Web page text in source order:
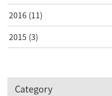
2016 (11)
2015 (3)
Category